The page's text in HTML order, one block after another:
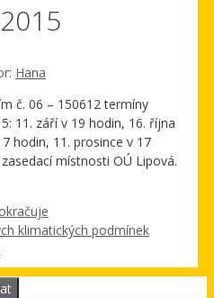
Hana
č. 06 – 150612 termíny
11. září v 19 hodin, 16. října
hodin, 11. prosince v 17
místnosti OÚ Lipová.
klimatických podmínek